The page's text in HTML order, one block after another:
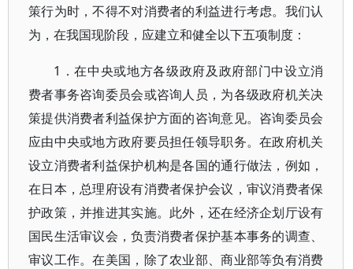
策行为时，不得不对消费者的利益进行考虑。我们认
为，在我国现阶段，应建立和健全以下五项制度：
1．在中央或地方各级政府及政府部门中设立消
费者事务咨询委员会或咨询人员，为各级政府机关决
策提供消费者利益保护方面的咨询意见。咨询委员会
应由中央或地方政府要员担任领导职务。在政府机关
设立消费者利益保护机构是各国的通行做法，例如，
在日本，总理府设有消费者保护会议，审议消费者保
护政策，并推进其实施。此外，还在经济企划厅设有
国民生活审议会，负责消费者保护基本事务的调查、
审议工作。在美国，除了农业部、商业部等负有消费